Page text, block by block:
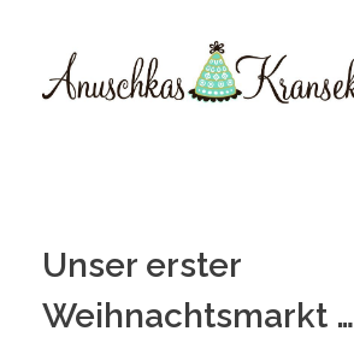
Unser erster
Weihnachtsmarkt …